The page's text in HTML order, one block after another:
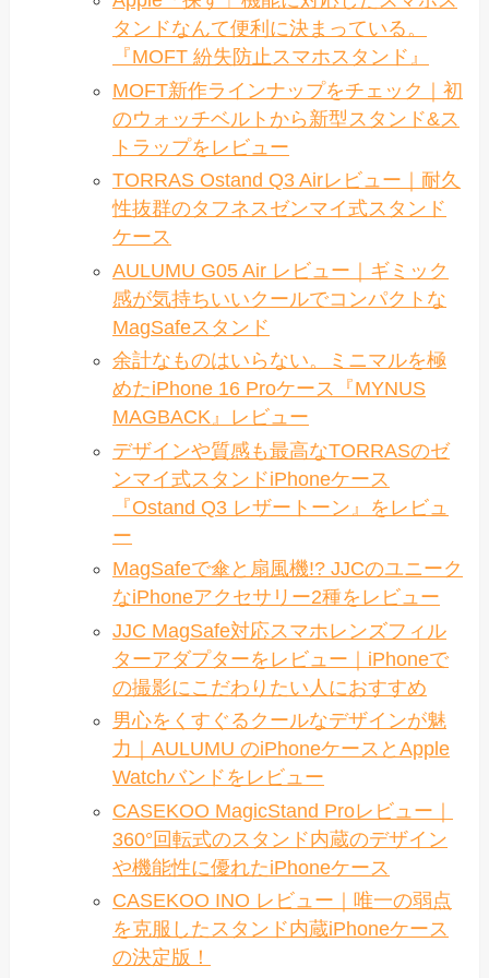
タンドなんて便利に決まっている。
『MOFT 紛失防止スマホスタンド』
MOFT新作ラインナップをチェック｜初
のウォッチベルトから新型スタンド&ス
トラップをレビュー
TORRAS Ostand Q3 Airレビュー｜耐久
性抜群のタフネスゼンマイ式スタンド
ケース
AULUMU G05 Air レビュー｜ギミック
感が気持ちいいクールでコンパクトな
MagSafeスタンド
余計なものはいらない。ミニマルを極
めたiPhone 16 Proケース『MYNUS
MAGBACK』レビュー
デザインや質感も最高なTORRASのゼ
ンマイ式スタンドiPhoneケース
『Ostand Q3 レザートーン』をレビュ
ー
MagSafeで傘と扇風機!? JJCのユニーク
なiPhoneアクセサリー2種をレビュー
JJC MagSafe対応スマホレンズフィル
ターアダプターをレビュー｜iPhoneで
の撮影にこだわりたい人におすすめ
男心をくすぐるクールなデザインが魅
力｜AULUMU のiPhoneケースとApple
Watchバンドをレビュー
CASEKOO MagicStand Proレビュー｜
360°回転式のスタンド内蔵のデザイン
や機能性に優れたiPhoneケース
CASEKOO INO レビュー｜唯一の弱点
を克服したスタンド内蔵iPhoneケース
の決定版！